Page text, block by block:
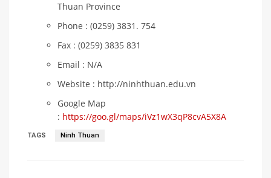
Thuan Province
Phone : (0259) 3831. 754
Fax : (0259) 3835 831
Email : N/A
Website : http://ninhthuan.edu.vn
Google Map
: https://goo.gl/maps/iVz1wX3qP8cvA5X8A
TAGS Ninh Thuan